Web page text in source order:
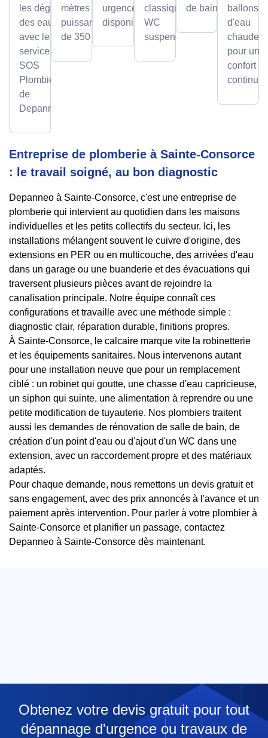
les dégâts
des eaux
avec le
service
SOS
Plombier
de
Depanneo
mètres et
puissance
de 350 bars.
urgence
disponible.
classique ou
WC
suspendu.
de bain.
ballons
d'eau
chaude,
pour un
confort
continu.
Entreprise de plomberie à Sainte-Consorce
: le travail soigné, au bon diagnostic
Depanneo à Sainte-Consorce, c'est une entreprise de
plomberie qui intervient au quotidien dans les maisons
individuelles et les petits collectifs du secteur. Ici, les
installations mélangent souvent le cuivre d'origine, des
extensions en PER ou en multicouche, des arrivées d'eau
dans un garage ou une buanderie et des évacuations qui
traversent plusieurs pièces avant de rejoindre la
canalisation principale. Notre équipe connaît ces
configurations et travaille avec une méthode simple :
diagnostic clair, réparation durable, finitions propres.
À Sainte-Consorce, le calcaire marque vite la robinetterie
et les équipements sanitaires. Nous intervenons autant
pour une installation neuve que pour un remplacement
ciblé : un robinet qui goutte, une chasse d'eau capricieuse,
un siphon qui suinte, une alimentation à reprendre ou une
petite modification de tuyauterie. Nos plombiers traitent
aussi les demandes de rénovation de salle de bain, de
création d'un point d'eau ou d'ajout d'un WC dans une
extension, avec un raccordement propre et des matériaux
adaptés.
Pour chaque demande, nous remettons un devis gratuit et
sans engagement, avec des prix annoncés à l'avance et un
paiement après intervention. Pour parler à votre plombier à
Sainte-Consorce et planifier un passage, contactez
Depanneo à Sainte-Consorce dès maintenant.
Obtenez votre devis gratuit pour tout
dépannage d'urgence ou travaux de